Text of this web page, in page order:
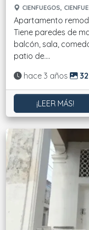
CIENFUEGOS,
Apartamento
Tiene paredes de
balcón, sala,
patio de....
Actualizado:
hace 3 años
¡LEER MÁS!